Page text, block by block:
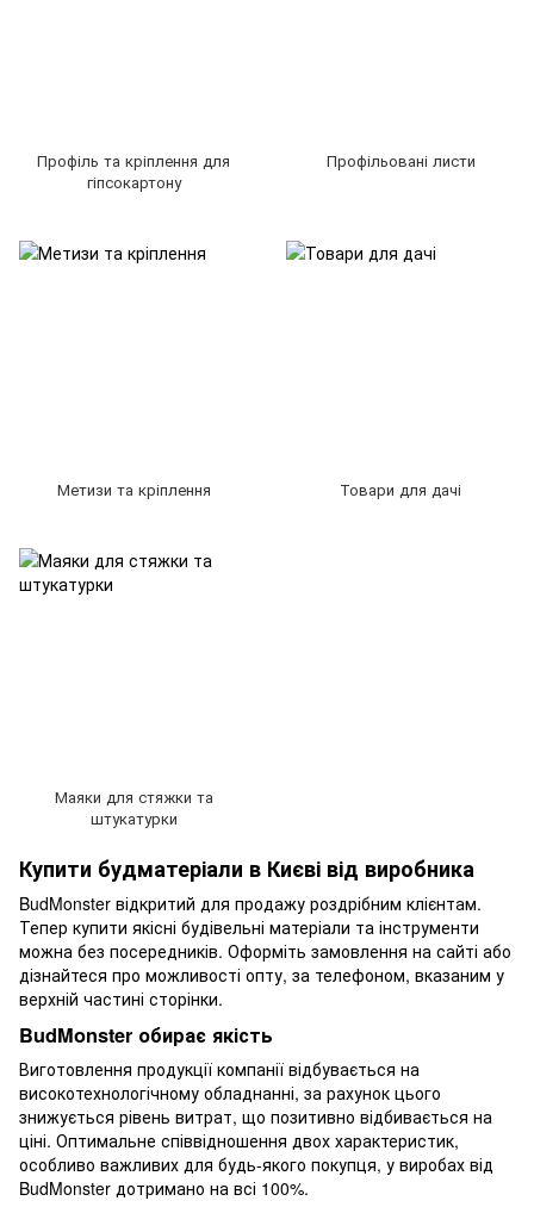
Купити будматеріали в Києві від виробника
BudMonster відкритий для продажу роздрібним клієнтам.
Тепер купити якісні будівельні матеріали та інструменти
можна без посередників. Оформіть замовлення на сайті або
дізнайтеся про можливості опту, за телефоном, вказаним у
верхній частині сторінки.
BudMonster обирає якість
Виготовлення продукції компанії відбувається на
високотехнологічному обладнанні, за рахунок цього
знижується рівень витрат, що позитивно відбивається на
ціні. Оптимальне співвідношення двох характеристик,
особливо важливих для будь-якого покупця, у виробах від
BudMonster дотримано на всі 100%.
Профіль та кріплення для
гіпсокартону
Профільовані листи
Метизи та кріплення Товари для дачі
Маяки для стяжки та
штукатурки